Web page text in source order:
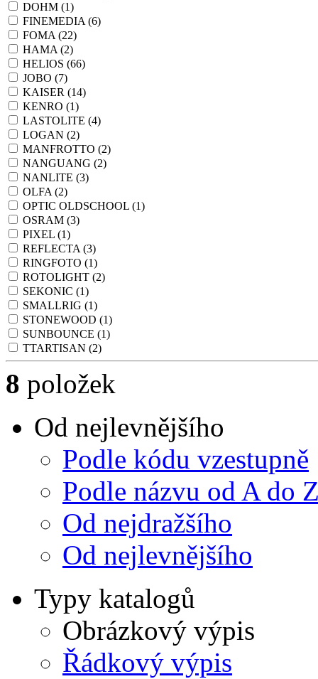
DOHM (1)
FINEMEDIA(6)
FOMA(22)
HAMA(2)
HELIOS (66)
JOBO (7)
KAISER (14)
KENRO (1)
LASTOLITE (4)
LOGAN (2)
MANFROTTO (2)
NANGUANG (2)
NANLITE (3)
OLFA(2)
OPTIC OLDSCHOOL (1)
OSRAM (3)
PIXEL (1)
REFLECTA(3)
RINGFOTO (1)
ROTOLIGHT (2)
SEKONIC (1)
SMALLRIG (1)
STONEWOOD (1)
SUNBOUNCE (1)
TTARTISAN (2)
8 položek
Od nejlevnějšího
Podle kódu vzestupně
Podle názvu od A do
Od nejdražšího
Od nejlevnějšího
Typy katalogů
Obrázkový výpis
Řádkový výpis